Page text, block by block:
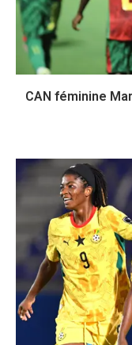
CAN féminine